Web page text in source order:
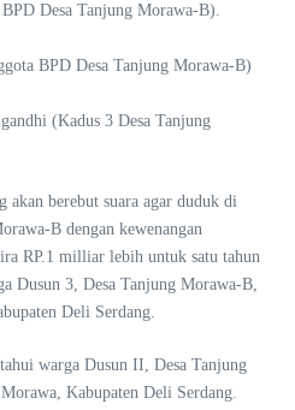
Desa Tanjung Morawa-B).
BPD Desa Tanjung Morawa-B)
(Kadus 3 Desa Tanjung
akan berebut suara agar duduk di
B dengan kewenangan
RP.1 milliar lebih untuk satu tahun
Dusun 3, Desa Tanjung Morawa-B,
Deli Serdang.
warga Dusun II, Desa Tanjung
Kabupaten Deli Serdang.